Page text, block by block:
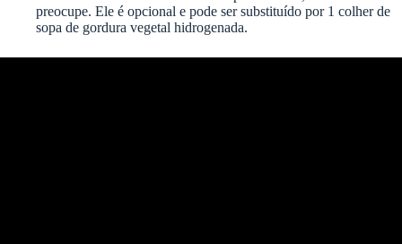
preocupe. Ele é opcional e pode ser substituído por 1 colher de
sopa de gordura vegetal hidrogenada.